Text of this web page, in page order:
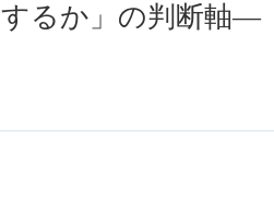
るか」の判断軸―